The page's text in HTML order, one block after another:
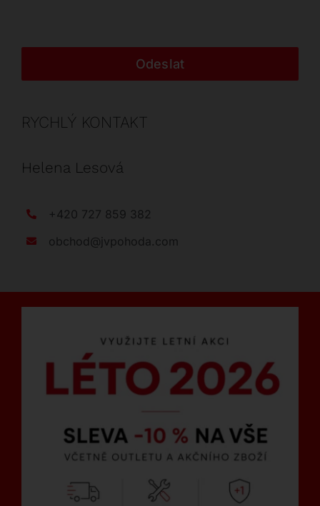
Odeslat
RYCHLÝ KONTAKT
Helena Lesová
+420 727 859 382
obchod@jvpohoda.com